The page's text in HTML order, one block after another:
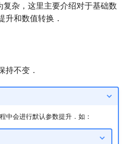
复杂，这里主要介绍对于基础数
升和数值转换．
持不变．
中会进行默认参数提升．如：